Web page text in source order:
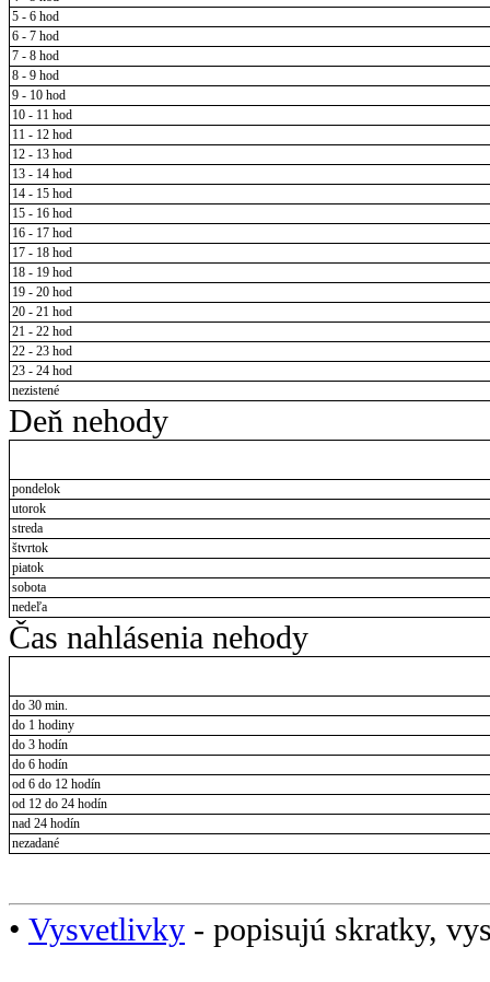
5 - 6 hod
6 - 7 hod
7 - 8 hod
8 - 9 hod
9 - 10 hod
10 - 11 hod
11 - 12 hod
12 - 13 hod
13 - 14 hod
14 - 15 hod
15 - 16 hod
16 - 17 hod
17 - 18 hod
18 - 19 hod
19 - 20 hod
20 - 21 hod
21 - 22 hod
22 - 23 hod
23 - 24 hod
nezistené
Deň nehody
pondelok
utorok
streda
štvrtok
piatok
sobota
nedeľa
Čas nahlásenia nehody
do 30 min.
do 1 hodiny
do 3 hodín
do 6 hodín
od 6 do 12 hodín
od 12 do 24 hodín
nad 24 hodín
nezadané
• Vysvetlivky - popisujú skratky,